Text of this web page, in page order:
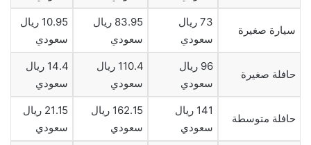
سيارة صغيرة
73 ريال
سعودي
83.95 ريال
سعودي
10.95 ريال
سعودي
حافلة صغيرة
96 ريال
سعودي
110.4 ريال
سعودي
14.4 ريال
سعودي
حافلة متوسطة
141 ريال
سعودي
162.15 ريال
سعودي
21.15 ريال
سعودي